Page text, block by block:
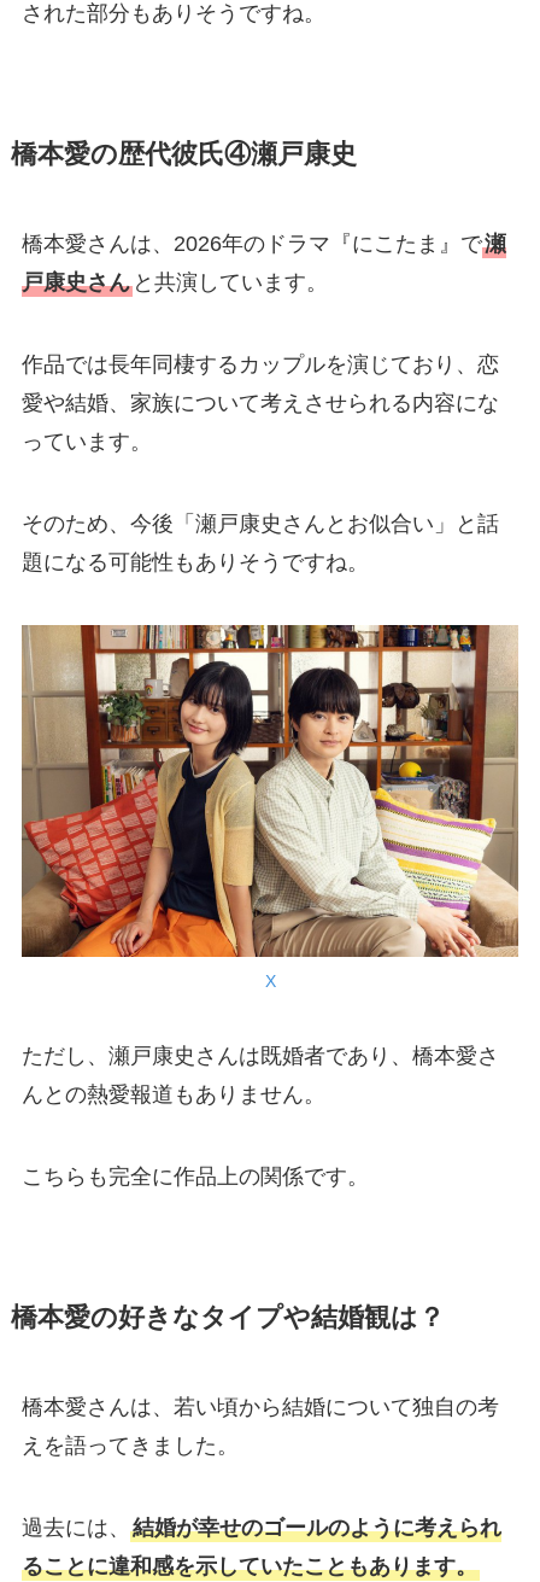
された部分もありそうですね。
橋本愛の歴代彼氏④瀬戸康史
橋本愛さんは、2026年のドラマ『にこたま』で瀬
戸康史さんと共演しています。
作品では長年同棲するカップルを演じており、恋
愛や結婚、家族について考えさせられる内容にな
っています。
そのため、今後「瀬戸康史さんとお似合い」と話
題になる可能性もありそうですね。
X
ただし、瀬戸康史さんは既婚者であり、橋本愛さ
んとの熱愛報道もありません。
こちらも完全に作品上の関係です。
橋本愛の好きなタイプや結婚観は？
橋本愛さんは、若い頃から結婚について独自の考
えを語ってきました。
過去には、 結婚が幸せのゴールのように考えられ
ることに違和感を示していたこともあります。